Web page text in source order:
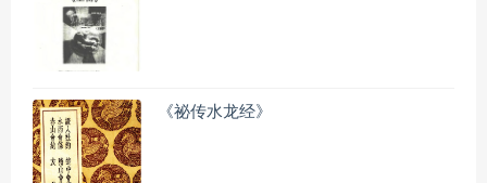
《祕传水龙经》